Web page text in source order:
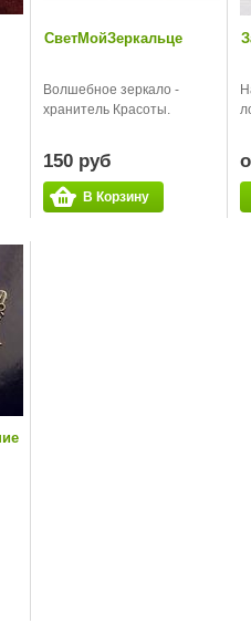
СветМойЗеркальце
Волшебное зеркало -
хранитель Красоты.
150 руб
В Корзину